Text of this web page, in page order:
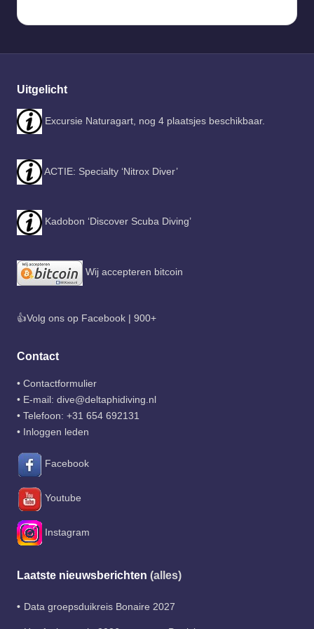
Uitgelicht
Excursie Naturagart, nog 4 plaatsjes beschikbaar.
ACTIE: Specialty ‘Nitrox Diver’
Kadobon ‘Discover Scuba Diving’
Wij accepteren bitcoin
👍Volg ons op Facebook | 900+
Contact
• Contactformulier
• E-mail: dive@deltaphidiving.nl
• Telefoon: +31 654 692131
• Inloggen leden
Facebook
Youtube
Instagram
Laatste nieuwsberichten (alles)
Data groepsduikreis Bonaire 2027